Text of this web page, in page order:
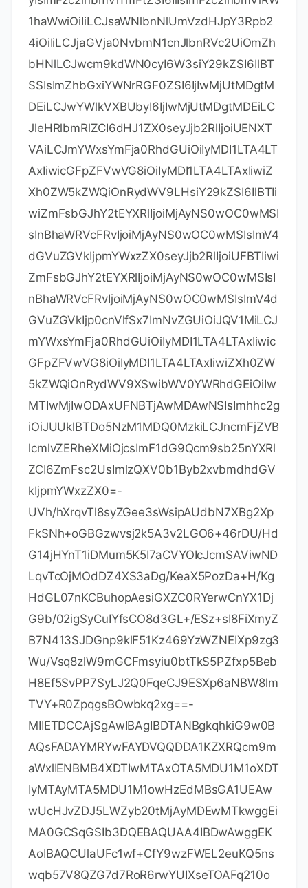
1haWwiOiIiLCJsaWNlbnNlUmVzdHJpY3Rpb2
4iOiIiLCJjaGVja0NvbmN1cnJlbnRVc2UiOmZh
bHNlLCJwcm9kdWN0cyI6W3siY29kZSI6IlBT
SSIsImZhbGxiYWNrRGF0ZSI6IjIwMjUtMDgtM
DEiLCJwYWlkVXBUbyI6IjIwMjUtMDgtMDEiLC
JleHRlbmRlZCI6dHJ1ZX0seyJjb2RlIjoiUENXT
VAiLCJmYWxsYmFja0RhdGUiOiIyMDI1LTA4LT
AxIiwicGFpZFVwVG8iOiIyMDI1LTA4LTAxIiwiZ
Xh0ZW5kZWQiOnRydWV9LHsiY29kZSI6IlBTIi
wiZmFsbGJhY2tEYXRlIjoiMjAyNS0wOC0wMSI
sInBhaWRVcFRvIjoiMjAyNS0wOC0wMSIsImV4
dGVuZGVkIjpmYWxzZX0seyJjb2RlIjoiUFBTIiwi
ZmFsbGJhY2tEYXRlIjoiMjAyNS0wOC0wMSIsI
nBhaWRVcFRvIjoiMjAyNS0wOC0wMSIsImV4d
GVuZGVkIjp0cnVlfSx7ImNvZGUiOiJQV1MiLCJ
mYWxsYmFja0RhdGUiOiIyMDI1LTA4LTAxIiwic
GFpZFVwVG8iOiIyMDI1LTA4LTAxIiwiZXh0ZW
5kZWQiOnRydWV9XSwibWV0YWRhdGEiOiIw
MTIwMjIwODAxUFNBTjAwMDAwNSIsImhhc2g
iOiJUUklBTDo5NzM1MDQ0MzkiLCJncmFjZVB
lcmlvZERheXMiOjcsImF1dG9Qcm9sb25nYXRl
ZCI6ZmFsc2UsImlzQXV0b1Byb2xvbmdhdGV
kIjpmYWxzZX0=-
UVh/hXrqvTl8syZGee3sWsipAUdbN7XBg2Xp
FkSNh+oGBGzwvsj2k5A3v2LGO6+46rDU/Hd
G14jHYnT1iDMum5K5I7aCVYOIcJcmSAViwND
LqvTcOjMOdDZ4XS3aDg/KeaX5PozDa+H/Kg
HdGL07nKCBuhopAesiGXZC0RYerwCnYX1Dj
G9b/02igSyCuIYfsCO8d3GL+/ESz+sI8FiXmyZ
B7N413SJDGnp9klF51Kz469YzWZNEIXp9zg3
Wu/Vsq8zlW9mGCFmsyiu0btTkS5PZfxp5Beb
H8Ef5SvPP7SyLJ2Q0FqeCJ9ESXp6aNBW8lm
TVY+R0ZpqgsBOwbkq2xg==-
MIIETDCCAjSgAwIBAgIBDTANBgkqhkiG9w0B
AQsFADAYMRYwFAYDVQQDDA1KZXRQcm9m
aWxlIENBMB4XDTIwMTAxOTA5MDU1M1oXDT
IyMTAyMTA5MDU1M1owHzEdMBsGA1UEAw
wUcHJvZDJ5LWZyb20tMjAyMDEwMTkwggEi
MA0GCSqGSIb3DQEBAQUAA4IBDwAwggEK
AoIBAQCUlaUFc1wf+CfY9wzFWEL2euKQ5ns
wqb57V8QZG7d7RoR6rwYUIXseTOAFq210o